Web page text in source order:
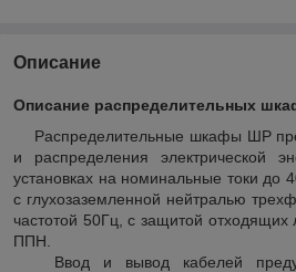
Описание
Описание распределительных
Распределительные шкафы ШР
и распределения электрической
установках на номинальные токи до
с глухозаземленной нейтралью
частотой 50Гц, с защитой
ППН.
Ввод и вывод кабелей